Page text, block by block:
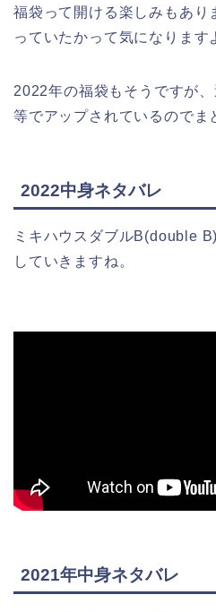
福袋って開ける楽しみもあり
っていたかって気になります
2022年の福袋もそうですが
等でアップされているのでま
2022中身ネタバレ
ミキハウスダブルB(double
していきますね。
2021年中身ネタバレ